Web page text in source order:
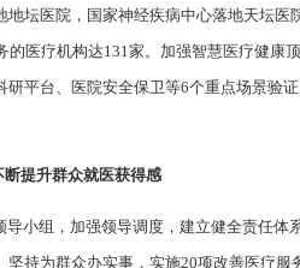
地坛医院，国家神经疾病中心落地天坛
的医疗机构达131家。加强智慧医疗健康
研平台、医院安全保卫等6个重点场景验
提升群众就医获得感
导小组，加强领导调度，建立健全责任
坚持为群众办实事，实施20项改善医疗